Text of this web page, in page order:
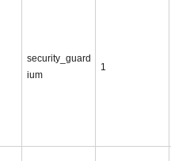
security_guard
ium
1